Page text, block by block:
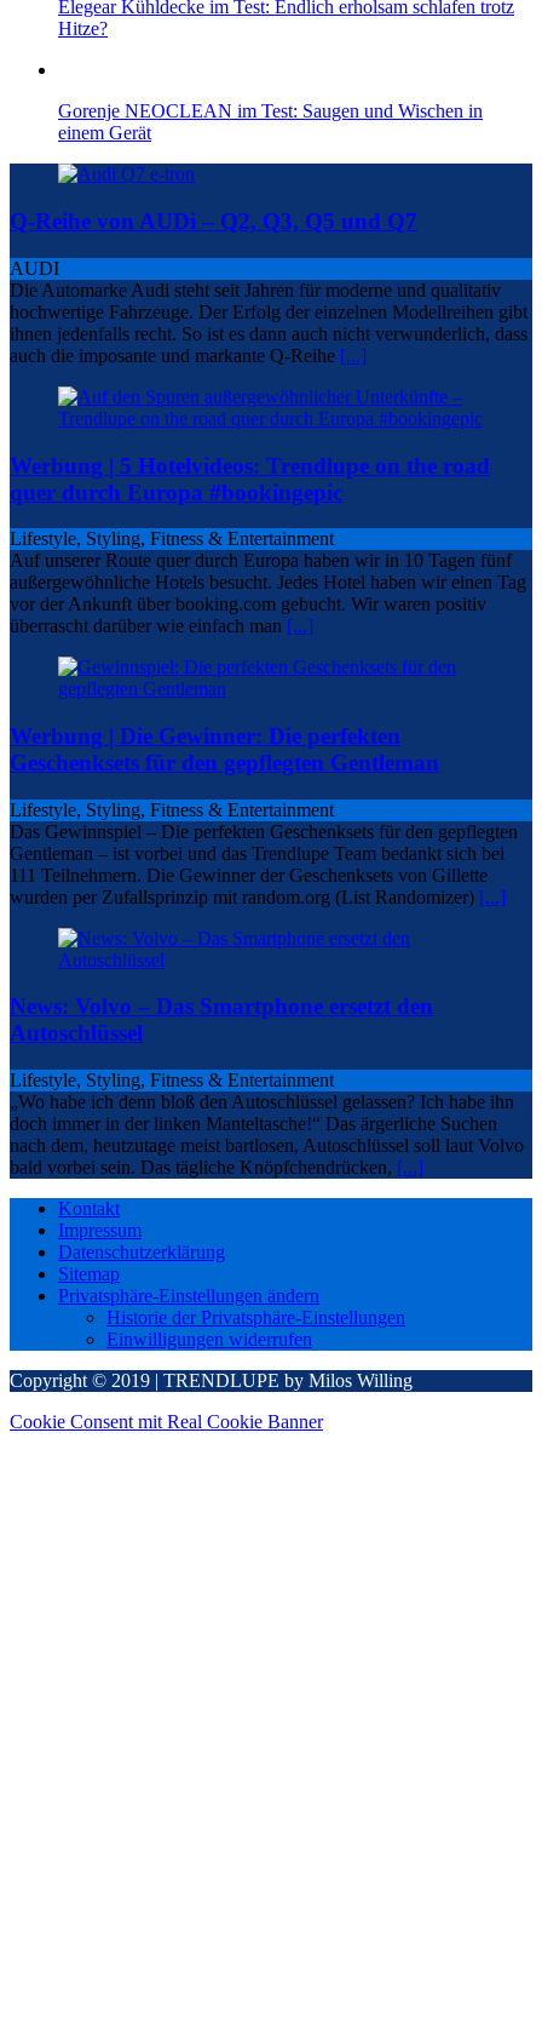
Elegear Kühldecke im Test: Endlich erholsam schlafen trotz
Hitze?
Gorenje NEOCLEAN im Test: Saugen und Wischen in
einem Gerät
Q-Reihe von AUDi – Q2, Q3, Q5 und Q7
AUDI
Die Automarke Audi steht seit Jahren für moderne und qualitativ
hochwertige Fahrzeuge. Der Erfolg der einzelnen Modellreihen gibt
ihnen jedenfalls recht. So ist es dann auch nicht verwunderlich, dass
auch die imposante und markante Q-Reihe [...]
Werbung | 5 Hotelvideos: Trendlupe on the road
quer durch Europa #bookingepic
Lifestyle, Styling, Fitness & Entertainment
Auf unserer Route quer durch Europa haben wir in 10 Tagen fünf
außergewöhnliche Hotels besucht. Jedes Hotel haben wir einen Tag
vor der Ankunft über booking.com gebucht. Wir waren positiv
überrascht darüber wie einfach man [...]
Werbung | Die Gewinner: Die perfekten
Geschenksets für den gepflegten Gentleman
Lifestyle, Styling, Fitness & Entertainment
Das Gewinnspiel – Die perfekten Geschenksets für den gepflegten
Gentleman – ist vorbei und das Trendlupe Team bedankt sich bei
111 Teilnehmern. Die Gewinner der Geschenksets von Gillette
wurden per Zufallsprinzip mit random.org (List Randomizer) [...]
News: Volvo – Das Smartphone ersetzt den
Autoschlüssel
Lifestyle, Styling, Fitness & Entertainment
„Wo habe ich denn bloß den Autoschlüssel gelassen? Ich habe ihn
doch immer in der linken Manteltasche!“ Das ärgerliche Suchen
nach dem, heutzutage meist bartlosen, Autoschlüssel soll laut Volvo
bald vorbei sein. Das tägliche Knöpfchendrücken, [...]
Kontakt
Impressum
Datenschutzerklärung
Sitemap
Privatsphäre-Einstellungen ändern
Historie der Privatsphäre-Einstellungen
Einwilligungen widerrufen
Copyright © 2019 | TRENDLUPE by Milos Willing
Cookie Consent mit Real Cookie Banner